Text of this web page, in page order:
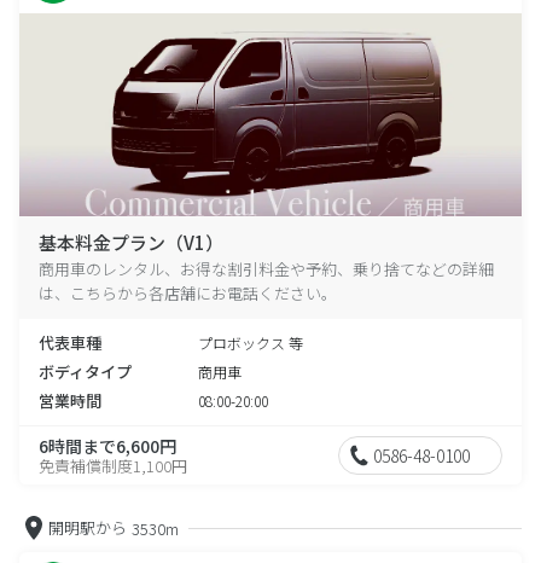
基本料金プラン（V1）
商用車のレンタル、お得な割引料金や予約、乗り捨てなどの詳細
は、こちらから各店舗にお電話ください。
代表車種 プロボックス 等
ボディタイプ 商用車
営業時間 08:00-20:00
6時間まで6,600円
免責補償制度1,100円 0586-48-0100
開明駅から 3530m